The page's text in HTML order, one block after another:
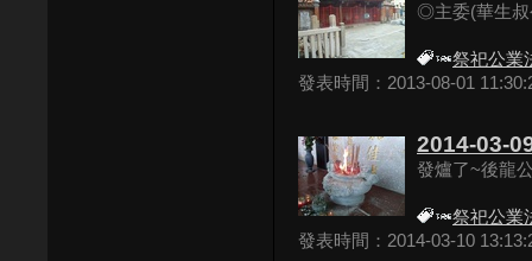
◎主委(華生叔
祭祀公業
發表時間：2013-08-01
2014-03-
發爐了~後龍
祭祀公業
發表時間：2014-03-10